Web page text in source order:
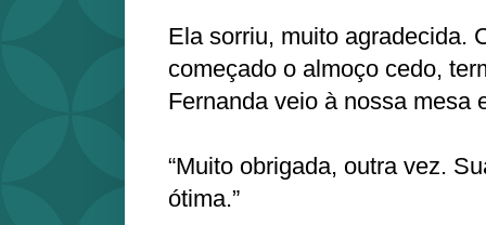
Ela sorriu, muito agradecida.
começado o almoço cedo,
Fernanda veio à nossa mesa
“Muito obrigada, outra vez.
ótima.”